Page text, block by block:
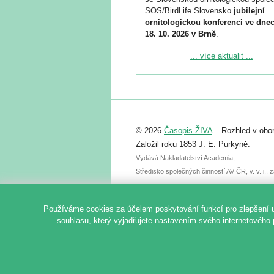
SOS/BirdLife Slovensko jubilejní
ornitologickou konferenci ve
18. 10. 2026 v Brně.
Podrobnější informace ke konferenci
Registrovat se můžete do 6. září.
abstraktu přihlášené přednášky
posteru je už 30. června.
... více aktualit ...
© 2026 Časopis ŽIVA– Rozhled v
Založil roku 1853 J. E. Purkyně.
Vydává Nakladatelství Academia,
Středisko společných činností AV ČR, v. v. i.,
Používáme cookies za účelem poskytování funkcí pro
souhlasu, který vyjadřujete nastavením svého